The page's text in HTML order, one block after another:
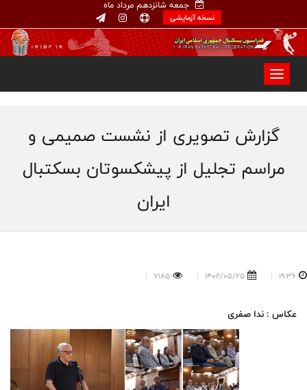
جمعه شانزدهم مرداد ماه
نسخه آزمایشی
گزارش تصویری از نشست صمیمی و
مراسم تجلیل از پیشکسوتان بسکتبال
ایران
19:36
1402/05/25
7185
عکاس : ندا صفری